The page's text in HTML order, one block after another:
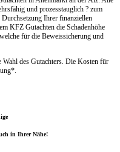
und prozesstauglich ? zum
Ihrer finanziellen
KFZ Gutachten die Schadenhöhe
für die Beweissicherung und
des Gutachters. Die Kosten für
in Ihrer Nähe!